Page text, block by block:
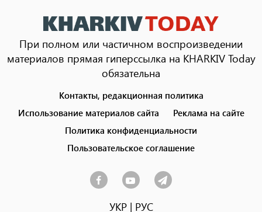
При полном или частичном воспроизведении
материалов прямая гиперссылка на KHARKIV Today
обязательна
menu
Контакты, редакционная политика
Использование материалов сайта
Реклама на сайте
Политика конфиденциальности
Пользовательское соглашение
УКР| РУС